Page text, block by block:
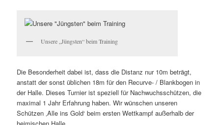
Unsere „Jüngsten“ beim Training
Die Besonderheit dabei ist, dass die Distanz nur 10m beträgt,
anstatt der sonst üblichen 18m für den Recurve- / Blankbogen in
der Halle. Dieses Turnier ist speziell für Nachwuchsschützen, die
maximal 1 Jahr Erfahrung haben. Wir wünschen unseren
Schützen ‚Alle ins Gold‘ beim ersten Wettkampf außerhalb der